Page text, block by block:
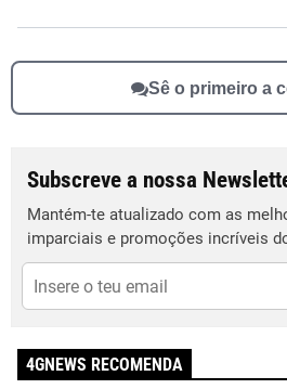
Sê o primeiro a
Subscreve a nossa
Mantém-te atualizado com as
imparciais e promoções incríveis
4GNEWS RECOMENDA